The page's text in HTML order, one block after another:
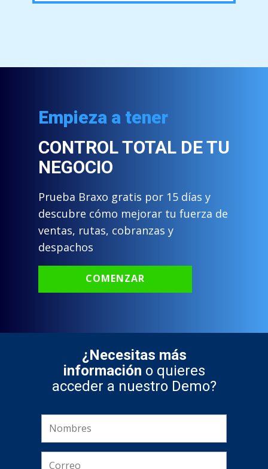
Empieza a tener
CONTROL TOTAL DE TU
NEGOCIO
Prueba Braxo gratis por 15 días y
descubre cómo mejorar tu fuerza de
ventas, rutas, cobranzas y
despachos
COMENZAR
¿Necesitas más
información o quieres
acceder a nuestro Demo?